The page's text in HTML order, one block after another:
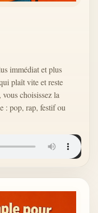
immédiat et plus
plaît vite et reste
choisissez la
: pop, rap, festif ou